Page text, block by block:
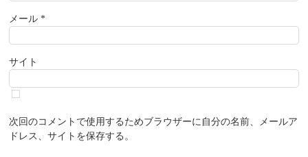
メール*
サイト
次回のコメントで使用するためブラウザーに自分の名前、メールア
ドレス、サイトを保存する。